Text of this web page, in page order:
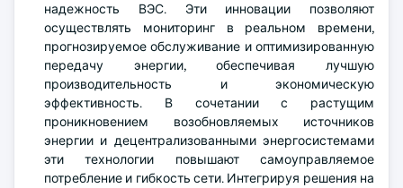
надежность ВЭС. Эти инновации позволяют
осуществлять мониторинг в реальном времени,
прогнозируемое обслуживание и оптимизированную
передачу энергии, обеспечивая лучшую
производительность и экономическую
эффективность. В сочетании с растущим
проникновением возобновляемых источников
энергии и децентрализованными энергосистемами
эти технологии повышают самоуправляемое
потребление и гибкость сети. Интегрируя решения на